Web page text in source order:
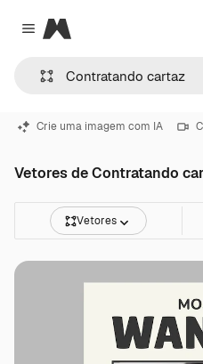
Close menu
Magnific
Crie uma imagem com IA
Vetores de Contratando
Vetores